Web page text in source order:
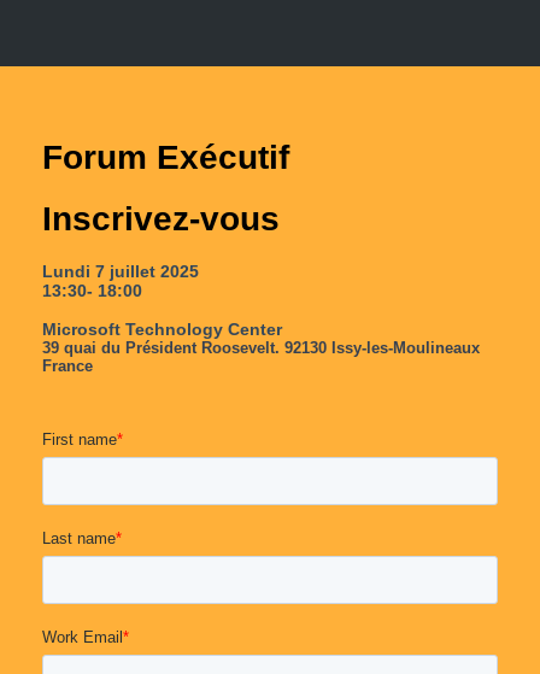
Company
Company
Team
Value Creation
Framework
Join Us
Contact Us